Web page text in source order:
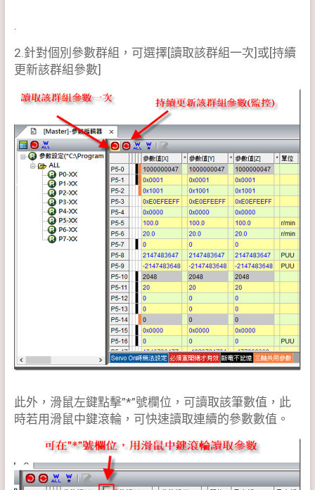
2.針對個別參數群組，可選擇[讀取該群組一次]或[持續
更新該群組參數]
此外，滑鼠左鍵點擊”*”號欄位，可讀取該筆數值，此
時若用滑鼠中鍵滾輪，可快速讀取連續的參數數值。